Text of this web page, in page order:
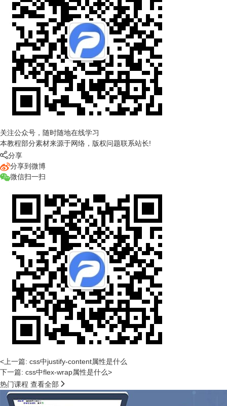
关注公众号，随时随地在线学习
本教程部分素材来源于网络，版权问题联系站长!
分享
分享到微博
微信扫一扫
<上一篇: css中justify-content属性是什么
下一篇: css中flex-wrap属性是什么>
热门课程 查看全部 